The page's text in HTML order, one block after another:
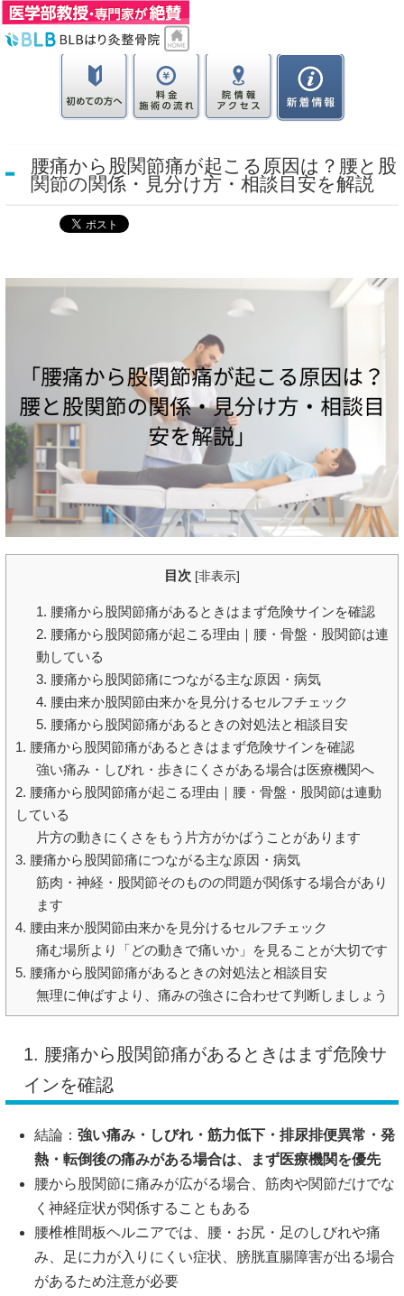
腰痛から股関節痛が起こる原因は？腰と股
関節の関係・見分け方・相談目安を解説
目次 [非表示]
1. 腰痛から股関節痛があるときはまず危険サインを確認
2. 腰痛から股関節痛が起こる理由｜腰・骨盤・股関節は連
動している
3. 腰痛から股関節痛につながる主な原因・病気
4. 腰由来か股関節由来かを見分けるセルフチェック
5. 腰痛から股関節痛があるときの対処法と相談目安
1. 腰痛から股関節痛があるときはまず危険サインを確認
強い痛み・しびれ・歩きにくさがある場合は医療機関へ
2. 腰痛から股関節痛が起こる理由｜腰・骨盤・股関節は連動
している
片方の動きにくさをもう片方がかばうことがあります
3. 腰痛から股関節痛につながる主な原因・病気
筋肉・神経・股関節そのものの問題が関係する場合があり
ます
4. 腰由来か股関節由来かを見分けるセルフチェック
痛む場所より「どの動きで痛いか」を見ることが大切です
5. 腰痛から股関節痛があるときの対処法と相談目安
無理に伸ばすより、痛みの強さに合わせて判断しましょう
1. 腰痛から股関節痛があるときはまず危険サ
インを確認
結論： 強い痛み・しびれ・筋力低下・排尿排便異常・発
熱・転倒後の痛みがある場合は、まず医療機関を優先
腰から股関節に痛みが広がる場合、筋肉や関節だけでな
く神経症状が関係することもある
腰椎椎間板ヘルニアでは、腰・お尻・足のしびれや痛
み、足に力が入りにくい症状、膀胱直腸障害が出る場合
があるため注意が必要